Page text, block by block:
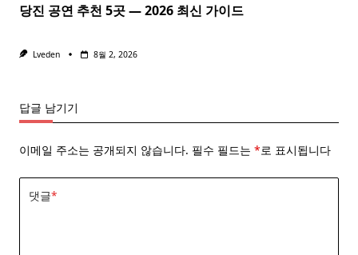
당진 공연 추천 5곳 — 2026 최신 가이드
Lveden 8월 2, 2026
답글 남기기
이메일 주소는 공개되지 않습니다. 필수 필드는 *로 표시됩니다
댓글*